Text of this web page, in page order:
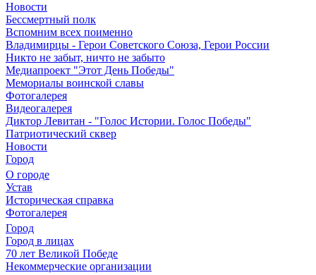
Новости
Бессмертный полк
Вспомним всех поименно
Владимирцы - Герои Советского Союза, Герои России
Никто не забыт, ничто не забыто
Медиапроект "Этот День Победы"
Мемориалы воинской славы
Фотогалерея
Видеогалерея
Диктор Левитан - "Голос Истории. Голос Победы"
Патриотический сквер
Новости
Город
О городе
Устав
Историческая справка
Фотогалерея
Город
Город в лицах
70 лет Великой Победе
Некоммерческие организации